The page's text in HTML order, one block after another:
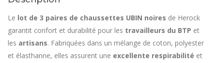
Le lot de 3 paires de chaussettes UBIN noires de Herock
garantit confort et durabilité pour les travailleurs du BTP et
les artisans. Fabriquées dans un mélange de coton, polyester
et élasthanne, elles assurent une excellente respirabilité et